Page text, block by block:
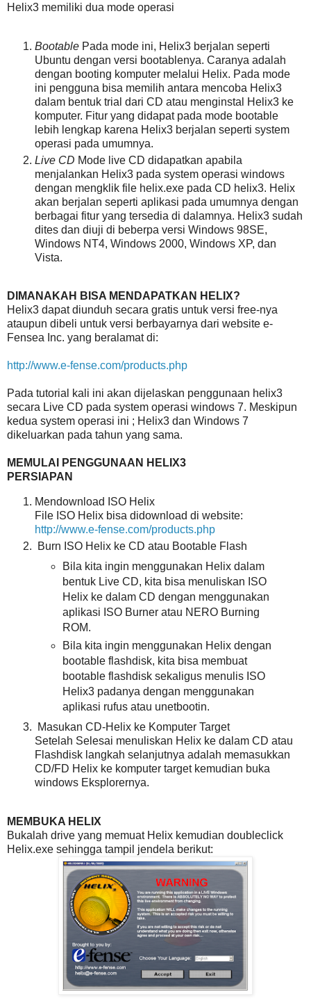
Helix3 memiliki dua mode operasi
Bootable Pada mode ini, Helix3 berjalan seperti
Ubuntu dengan versi bootablenya. Caranya adalah
dengan booting komputer melalui Helix. Pada mode
ini pengguna bisa memilih antara mencoba Helix3
dalam bentuk trial dari CD atau menginstal Helix3 ke
komputer. Fitur yang didapat pada mode bootable
lebih lengkap karena Helix3 berjalan seperti system
operasi pada umumnya.
Live CD Mode live CD didapatkan apabila
menjalankan Helix3 pada system operasi windows
dengan mengklik file helix.exe pada CD helix3. Helix
akan berjalan seperti aplikasi pada umumnya dengan
berbagai fitur yang tersedia di dalamnya. Helix3 sudah
dites dan diuji di beberpa versi Windows 98SE,
Windows NT4, Windows 2000, Windows XP, dan
Vista.
DIMANAKAH BISA MENDAPATKAN HELIX?
Helix3 dapat diunduh secara gratis untuk versi free-nya
ataupun dibeli untuk versi berbayarnya dari website e-
Fensea Inc. yang beralamat di:
http://www.e-fense.com/products.php
Pada tutorial kali ini akan dijelaskan penggunaan helix3
secara Live CD pada system operasi windows 7. Meskipun
kedua system operasi ini ; Helix3 dan Windows 7
dikeluarkan pada tahun yang sama.
MEMULAI PENGGUNAAN HELIX3
PERSIAPAN
Mendownload ISO Helix
File ISO Helix bisa didownload di website:
http://www.e-fense.com/products.php
Burn ISO Helix ke CD atau Bootable Flash
Bila kita ingin menggunakan Helix dalam
bentuk Live CD, kita bisa menuliskan ISO
Helix ke dalam CD dengan menggunakan
aplikasi ISO Burner atau NERO Burning
ROM.
Bila kita ingin menggunakan Helix dengan
bootable flashdisk, kita bisa membuat
bootable flashdisk sekaligus menulis ISO
Helix3 padanya dengan menggunakan
aplikasi rufus atau unetbootin.
Masukan CD-Helix ke Komputer Target
Setelah Selesai menuliskan Helix ke dalam CD atau
Flashdisk langkah selanjutnya adalah memasukkan
CD/FD Helix ke komputer target kemudian buka
windows Eksplorernya.
MEMBUKA HELIX
Bukalah drive yang memuat Helix kemudian doubleclick
Helix.exe sehingga tampil jendela berikut: